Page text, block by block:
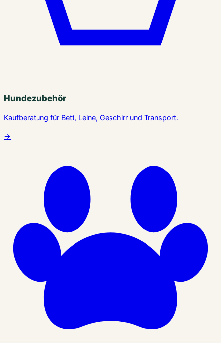
Hundezubehör
Kaufberatung für Bett, Leine, Geschirr und Transport.
→